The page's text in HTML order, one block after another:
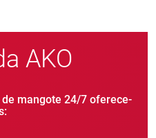
AKO
mangote 24/7 oferece-